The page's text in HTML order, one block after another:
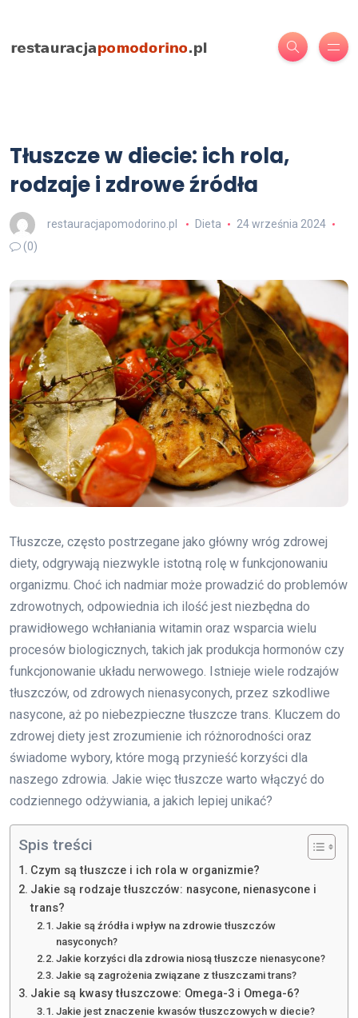
Tłuszcze w diecie: ich rola,
rodzaje i zdrowe źródła
restauracjapomodorino.pl Dieta
24 września 2024
(0)
Tłuszcze, często postrzegane jako główny wróg zdrowej
diety, odgrywają niezwykle istotną rolę w funkcjonowaniu
organizmu. Choć ich nadmiar może prowadzić do problemów
zdrowotnych, odpowiednia ich ilość jest niezbędna do
prawidłowego wchłaniania witamin oraz wsparcia wielu
procesów biologicznych, takich jak produkcja hormonów czy
funkcjonowanie układu nerwowego. Istnieje wiele rodzajów
tłuszczów, od zdrowych nienasyconych, przez szkodliwe
nasycone, aż po niebezpieczne tłuszcze trans. Kluczem do
zdrowej diety jest zrozumienie ich różnorodności oraz
świadome wybory, które mogą przynieść korzyści dla
naszego zdrowia. Jakie więc tłuszcze warto włączyć do
codziennego odżywiania, a jakich lepiej unikać?
Spis treści
Czym są tłuszcze i ich rola w organizmie?
Jakie są rodzaje tłuszczów: nasycone, nienasycone i
trans?
Jakie są źródła i wpływ na zdrowie tłuszczów
nasyconych?
Jakie korzyści dla zdrowia niosą tłuszcze nienasycone?
Jakie są zagrożenia związane z tłuszczami trans?
Jakie są kwasy tłuszczowe: Omega-3 i Omega-6?
Jakie jest znaczenie kwasów tłuszczowych w diecie?